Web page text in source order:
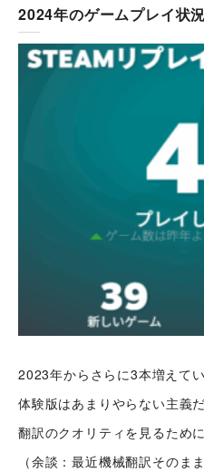
2024年のゲームプレイ状況
2023年からさらに3本増えてい
体験版はあまりやらない主義
翻訳のクオリティを見るために
（余談：最近機械翻訳そのま